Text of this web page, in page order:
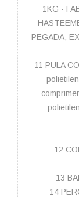
1KG -
PEGADA,
11 PULA
12
13
14